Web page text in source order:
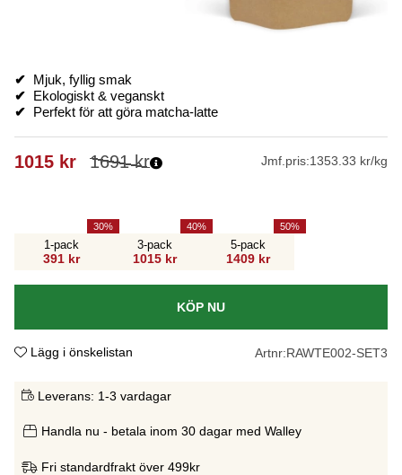
✔
Mjuk, fyllig smak
✔
Ekologiskt & veganskt
✔
Perfekt för att göra matcha-latte
1691kr
1015 kr Jmf.pris:1353.33 kr/kg
1-pack
391 kr
30
3-pack
1015 kr
40
5-pack
1409 kr
50
KÖP NU
Lägg i önskelistan Artnr:RAWTE002-SET3
Leverans: 1-3 vardagar
Handla nu - betala inom 30 dagar med Walley
Fri standardfrakt över 499kr